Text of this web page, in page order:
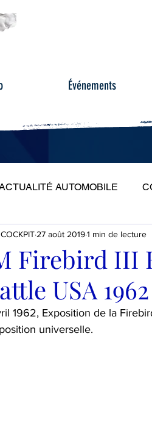
Événements
AUTOMOBILE
AUTOMOBILES ESSAIS
VOITURE
Firebird III
USA 1962
COCKPIT 27 août 20191 min de lecture
1962, Exposition de la
universelle.